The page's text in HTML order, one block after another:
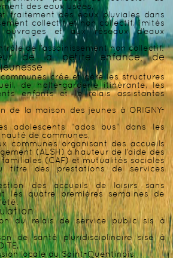
des eaux usées,
traitement des eaux pluviales dans
collectif et non collectif, limités
ouvrages et aux réseaux d’eaux
de l’assainissement non collectif.
de la petite enfance, de
crée et gère les structures
de halte-garderie itinérante, les
enfants et le relais assistantes
de la maison des jeunes à ORIGNY-
adolescents “ados bus” dans les
de communes,
communes organisant des accueils
(ALSH) à hauteur de l’aide des
familiales (CAF) et mutualités sociales
titre des prestations de services
des accueils de loisirs sans
les quatre premières semaines de
du relais de service public sis à
de santé pluridisciplinaire sise à
locale du Saint-Quentinois,